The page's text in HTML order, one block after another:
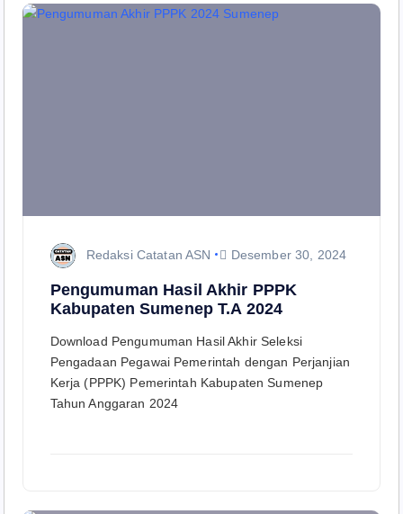
Redaksi Catatan ASN Desember 30, 2024
Pengumuman Hasil Akhir PPPK
Kabupaten Sumenep T.A 2024
Download Pengumuman Hasil Akhir Seleksi
Pengadaan Pegawai Pemerintah dengan Perjanjian
Kerja (PPPK) Pemerintah Kabupaten Sumenep
Tahun Anggaran 2024